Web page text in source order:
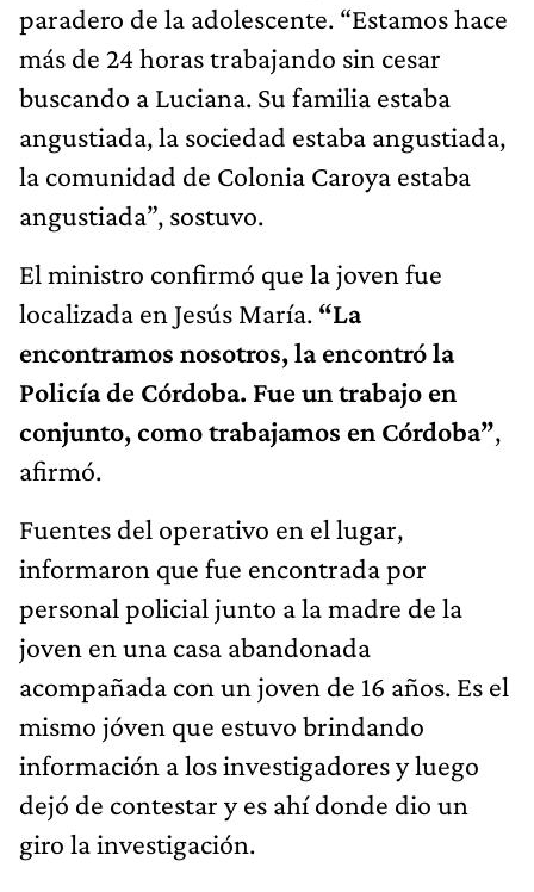
paradero de la adolescente. “Estamos hace
más de 24 horas trabajando sin cesar
buscando a Luciana. Su familia estaba
angustiada, la sociedad estaba angustiada,
la comunidad de Colonia Caroya estaba
angustiada”, sostuvo.
El ministro confirmó que la joven fue
localizada en Jesús María. “La
encontramos nosotros, la encontró la
Policía de Córdoba. Fue un trabajo en
conjunto, como trabajamos en Córdoba”,
afirmó.
Fuentes del operativo en el lugar,
informaron que fue encontrada por
personal policial junto a la madre de la
joven en una casa abandonada
acompañada con un joven de 16 años. Es el
mismo jóven que estuvo brindando
información a los investigadores y luego
dejó de contestar y es ahí donde dio un
giro la investigación.